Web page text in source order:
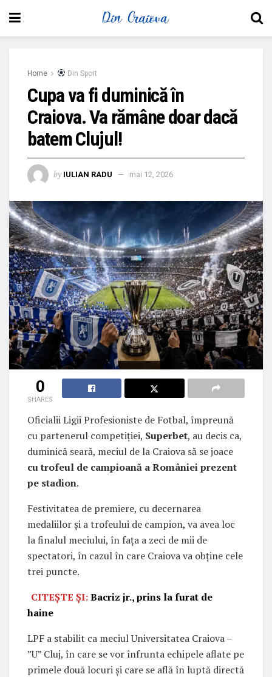
Home Din Sport
Cupa va fi duminică în
Craiova. Va rămâne doar dacă
batem Clujul!
by IULIAN RADU mai 12, 2026
0
SHARES
Oficialii Ligii Profesioniste de Fotbal, împreună
cu partenerul competiției, Superbet, au decis ca,
duminică seară, meciul de la Craiova să se joace
cu trofeul de campioană a României prezent
pe stadion.
Festivitatea de premiere, cu decernarea
medaliilor și a trofeului de campion, va avea loc
la finalul meciului, în fața a zeci de mii de
spectatori, în cazul în care Craiova va obține cele
trei puncte.
CITEȘTE ȘI:Bacriz jr., prins la furat de
haine
LPF a stabilit ca meciul Universitatea Craiova –
”U” Cluj, în care se vor înfrunta echipele aflate pe
primele două locuri și care se află în luptă directă